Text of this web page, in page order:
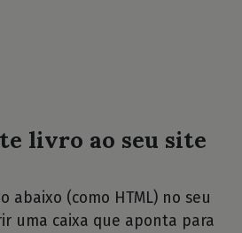
livro ao seu site
abaixo (como HTML) no seu
uma caixa que aponta para